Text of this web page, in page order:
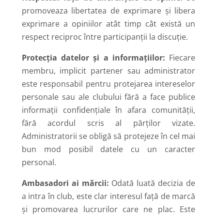
promoveaza libertatea de exprimare și libera
exprimare a opiniilor atât timp cât există un
respect reciproc între participanții la discuție.
Protecția datelor și a informațiilor: Fiecare
membru, implicit partener sau administrator
este responsabil pentru protejarea intereselor
personale sau ale clubului fără a face publice
informații confidențiale în afara comunității,
fără acordul scris al părților vizate.
Administratorii se obligă să protejeze în cel mai
bun mod posibil datele cu un caracter
personal.
Ambasadori ai mărcii: Odată luată decizia de
a intra în club, este clar interesul față de marcă
și promovarea lucrurilor care ne plac. Este